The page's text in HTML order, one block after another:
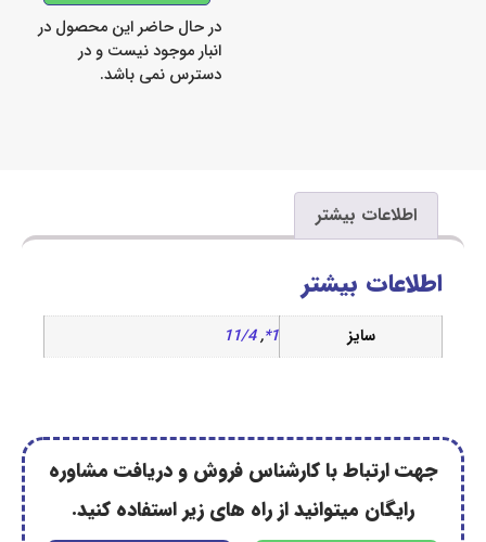
در حال حاضر این محصول در
انبار موجود نیست و در
دسترس نمی باشد.
بیشتر
بیشتر
1*
,
با کارشناس فروش و دریافت مشاوره
میتوانید از راه های زیر استفاده کنید.